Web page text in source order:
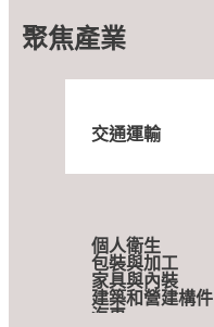
聚焦產業
交通運輸
個人衛生
包裝與加工
家具與內裝
建築和營建構件
汽車